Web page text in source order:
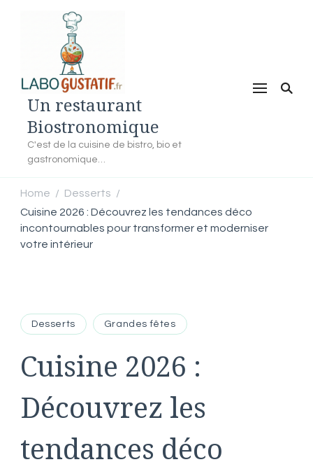
Un restaurant
Biostronomique
C'est de la cuisine de bistro, bio et
gastronomique…
Home / Desserts /
Cuisine 2026 : Découvrez les tendances déco
incontournables pour transformer et moderniser
votre intérieur
Desserts Grandes fêtes
Cuisine 2026 :
Découvrez les
tendances déco